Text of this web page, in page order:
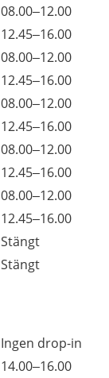
08.00–12.00
12.45–16.00
08.00–12.00
12.45–16.00
08.00–12.00
12.45–16.00
08.00–12.00
12.45–16.00
08.00–12.00
12.45–16.00
Stängt
Stängt
Ingen drop-in
14.00–16.00